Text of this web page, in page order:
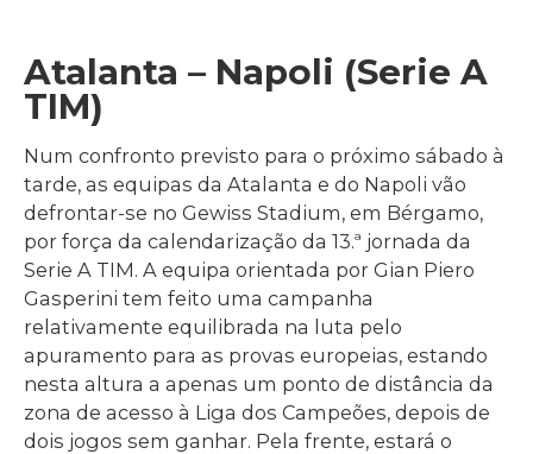
Atalanta – Napoli (Serie A
TIM)
Num confronto previsto para o próximo sábado à
tarde, as equipas da Atalanta e do Napoli vão
defrontar-se no Gewiss Stadium, em Bérgamo,
por força da calendarização da 13.ª jornada da
Serie A TIM. A equipa orientada por Gian Piero
Gasperini tem feito uma campanha
relativamente equilibrada na luta pelo
apuramento para as provas europeias, estando
nesta altura a apenas um ponto de distância da
zona de acesso à Liga dos Campeões, depois de
dois jogos sem ganhar. Pela frente, estará o